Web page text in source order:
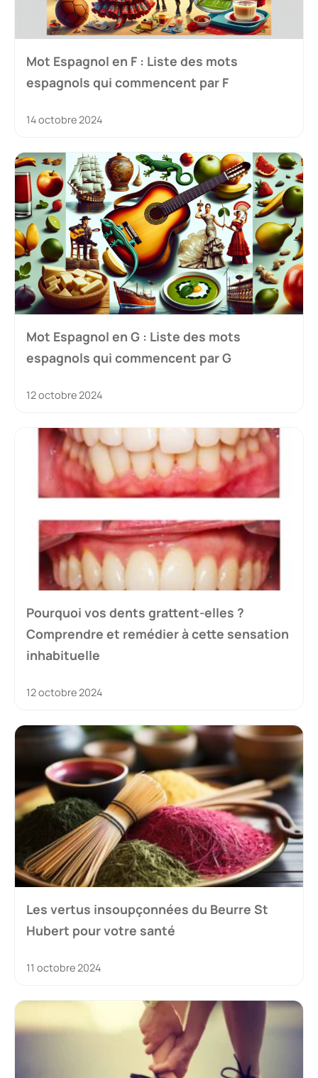
Mot Espagnol en F : Liste des mots
espagnols qui commencent par F
14 octobre 2024
Mot Espagnol en G : Liste des mots
espagnols qui commencent par G
12 octobre 2024
Pourquoi vos dents grattent-elles ?
Comprendre et remédier à cette sensation
inhabituelle
12 octobre 2024
Les vertus insoupçonnées du Beurre St
Hubert pour votre santé
11 octobre 2024